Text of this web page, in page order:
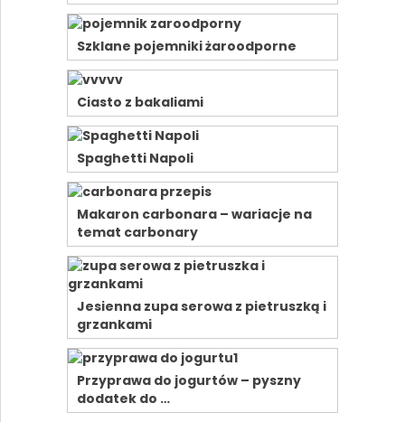
Szklane pojemniki żaroodporne
Ciasto z bakaliami
Spaghetti Napoli
Makaron carbonara – wariacje na
temat carbonary
Jesienna zupa serowa z pietruszką i
grzankami
Przyprawa do jogurtów – pyszny
dodatek do …